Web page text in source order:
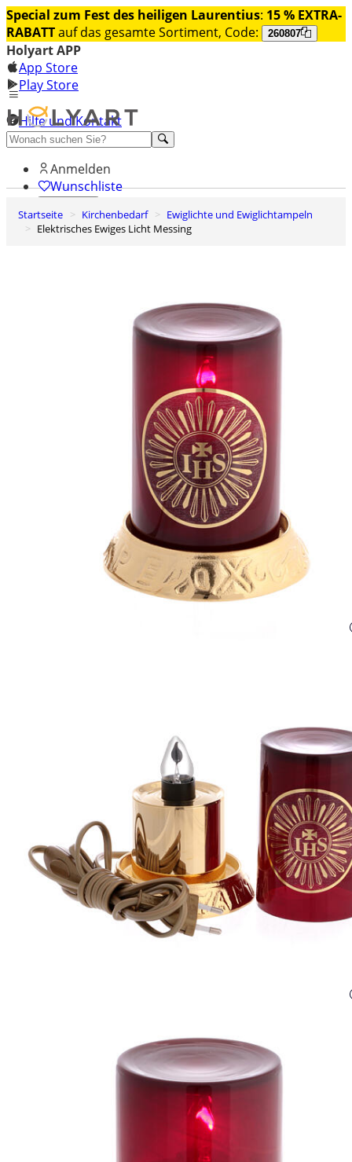
Special zum Fest des heiligen Laurentius: 15 % EXTRA-
RABATTauf das gesamte Sortiment, Code: 260807
Holyart APP
App Store
Play Store
Hilfe und Kontakt
Entdecken Sie Premium
Anmelden
Wunschliste
0
Warenkorb
Startseite Kirchenbedarf
Ewiglichte und Ewiglichtampeln
Elektrisches Ewiges Licht Messing